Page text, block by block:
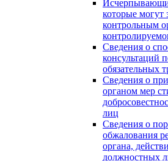
которые могут
контрольным
Сведения о
консультаций
обязательных
Сведения о
органом мер
лиц
Сведения о
обжалования
органа,
должностных